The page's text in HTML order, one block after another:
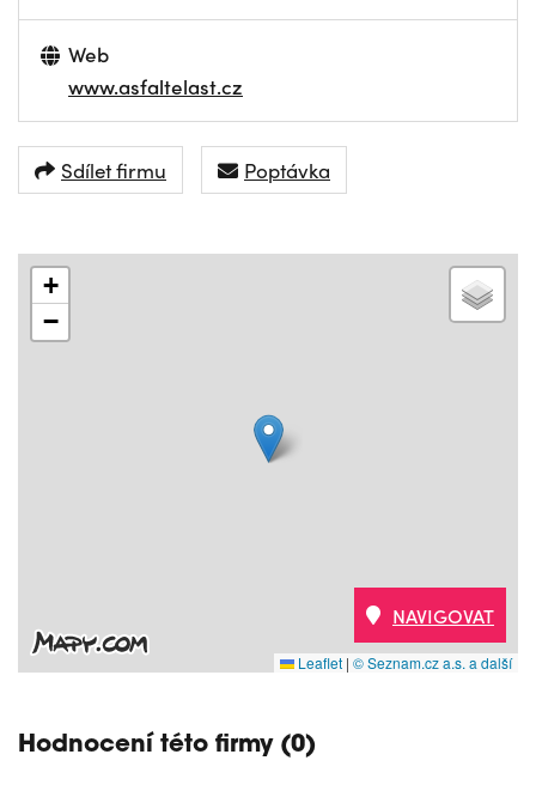
Web
www.asfaltelast.cz
Sdílet firmu Poptávka
+
−
Leaflet | © Seznam.cz a.s. a další
NAVIGOVAT
Hodnocení této firmy (0)